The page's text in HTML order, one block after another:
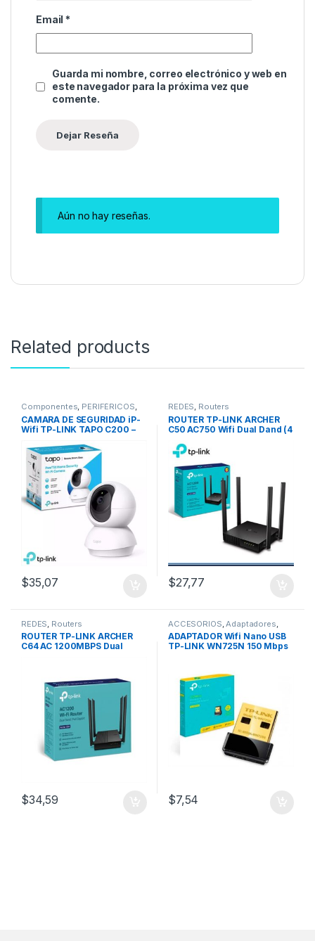
Email *
Guarda mi nombre, correo electrónico y web en
este navegador para la próxima vez que
comente.
Aún no hay reseñas.
Related products
Componentes, PERIFÉRICOS,
Webcam , REDES
CAMARA DE SEGURIDAD iP-
Wifi TP-LINK TAPO C200 –
$35,07
REDES, Routers
ROUTER TP-LINK ARCHER
C50 AC750 Wifi Dual Dand (4
$27,77
REDES Routers
ROUTER TP-LINK ARCHER
C64 AC 1200MBPS Dual
$34,59
ACCESORIOS Adaptadores
REDES, Adaptadores Wifi
Bluetooth
ADAPTADOR Wifi Nano USB
TP-LINK WN725N 150 Mbps
$7,54